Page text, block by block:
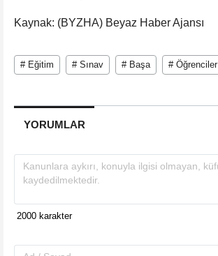
Kaynak: (BYZHA) Beyaz Haber Ajansı
# Eğitim # Sınav # Başa # Öğrenciler
YORUMLAR